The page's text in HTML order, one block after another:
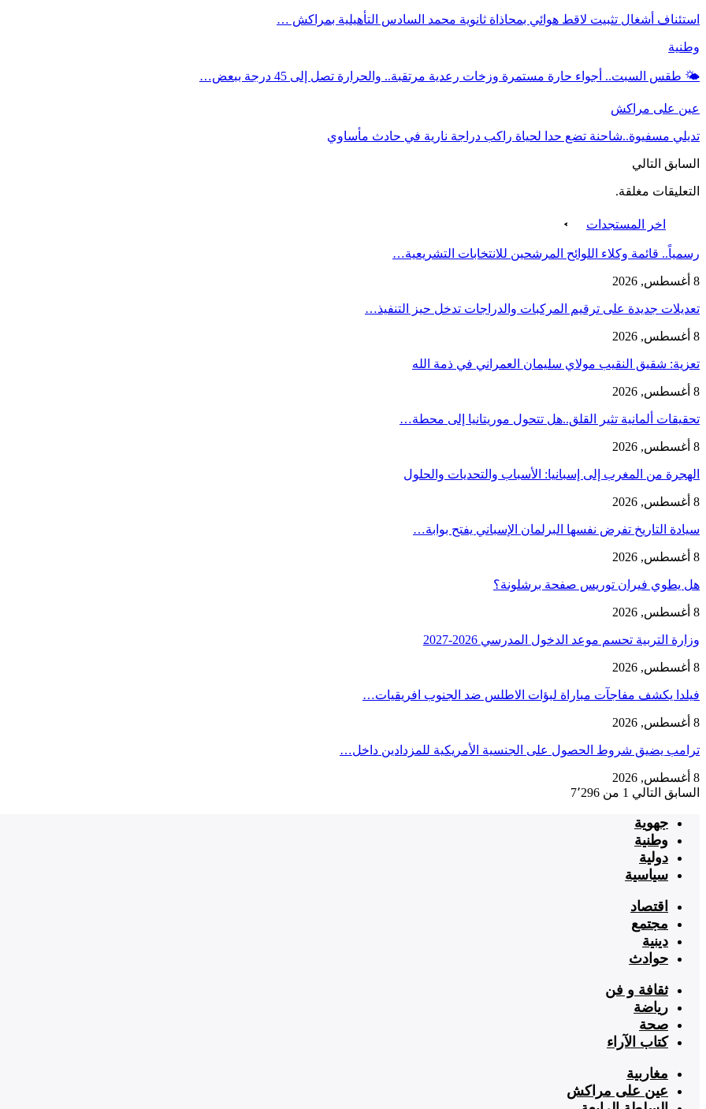
استئناف أشغال تثبيت لاقط هوائي بمحاذاة ثانوية محمد السادس التأهيلية بمراكش …
وطنية
🌤️ طقس السبت.. أجواء حارة مستمرة وزخات رعدية مرتقبة.. والحرارة تصل إلى 45 درجة ببعض…
عين على مراكش
تديلي مسفيوة..شاحنة تضع حدا لحياة راكب دراجة نارية في حادث مأساوي
السابق التالي
التعليقات مغلقة.
اخر المستجدات
رسمياً.. قائمة وكلاء اللوائح المرشحين للانتخابات التشريعية…
8 أغسطس, 2026
تعديلات جديدة على ترقيم المركبات والدراجات تدخل حيز التنفيذ…
8 أغسطس, 2026
تعزية: شقيق النقيب مولاي سليمان العمراني في ذمة الله
8 أغسطس, 2026
تحقيقات ألمانية تثير القلق..هل تتحول موريتانيا إلى محطة…
8 أغسطس, 2026
الهجرة من المغرب إلى إسبانيا: الأسباب والتحديات والحلول
8 أغسطس, 2026
سيادة التاريخ تفرض نفسها البرلمان الإسباني يفتح بوابة…
8 أغسطس, 2026
هل يطوي فيران توريس صفحة برشلونة؟
8 أغسطس, 2026
وزارة التربية تحسم موعد الدخول المدرسي 2026-2027
8 أغسطس, 2026
فيلدا يكشف مفاجآت مباراة لبؤات الاطلس ضد الجنوب افريقيات…
8 أغسطس, 2026
ترامب يضيق شروط الحصول على الجنسية الأمريكية للمزدادين داخل…
8 أغسطس, 2026
السابق التالي 1 من 7٬296
جهوية
وطنية
دولية
سياسية
اقتصاد
مجتمع
دينية
حوادث
ثقافة و فن
رياضة
صحة
كتاب الآراء
مغاربية
عين على مراكش